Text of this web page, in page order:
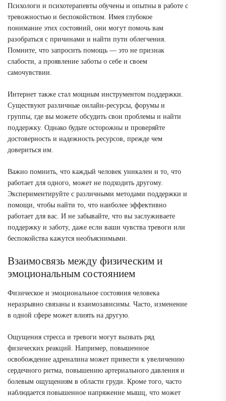
Психологи и психотерапевты обучены и опытны в работе с
тревожностью и беспокойством. Имея глубокое
понимание этих состояний, они могут помочь вам
разобраться с причинами и найти пути облегчения.
Помните, что запросить помощь — это не признак
слабости, а проявление заботы о себе и своем
самочувствии.
Интернет также стал мощным инструментом поддержки.
Существуют различные онлайн-ресурсы, форумы и
группы, где вы можете обсудить свои проблемы и найти
поддержку. Однако будьте осторожны и проверяйте
достоверность и надежность ресурсов, прежде чем
довериться им.
Важно помнить, что каждый человек уникален и то, что
работает для одного, может не подходить другому.
Экспериментируйте с различными методами поддержки и
помощи, чтобы найти то, что наиболее эффективно
работает для вас. И не забывайте, что вы заслуживаете
поддержку и заботу, даже если ваши чувства тревоги или
беспокойства кажутся необъяснимыми.
Взаимосвязь между физическим и
эмоциональным состоянием
Физическое и эмоциональное состояния человека
неразрывно связаны и взаимозависимы. Часто, изменение
в одной сфере может влиять на другую.
Ощущения стресса и тревоги могут вызвать ряд
физических реакций. Например, повышенное
освобождение адреналина может привести к увеличению
сердечного ритма, повышению артериального давления и
болевым ощущениям в области груди. Кроме того, часто
наблюдается повышенное напряжение мышц, что может